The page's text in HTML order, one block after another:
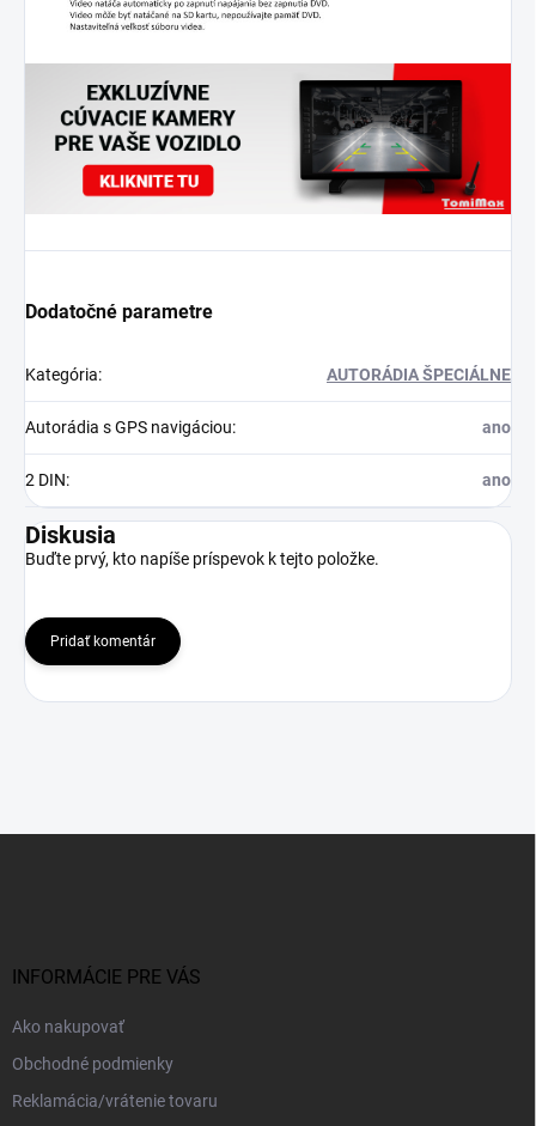
Dodatočné parametre
Kategória: AUTORÁDIA ŠPECIÁLNE
Autorádia s GPS navigáciou: ano
2 DIN: ano
Diskusia
Buďte prvý, kto napíše príspevok k tejto položke.
Pridať komentár
INFORMÁCIE PRE VÁS
Ako nakupovať
Obchodné podmienky
Reklamácia/vrátenie tovaru